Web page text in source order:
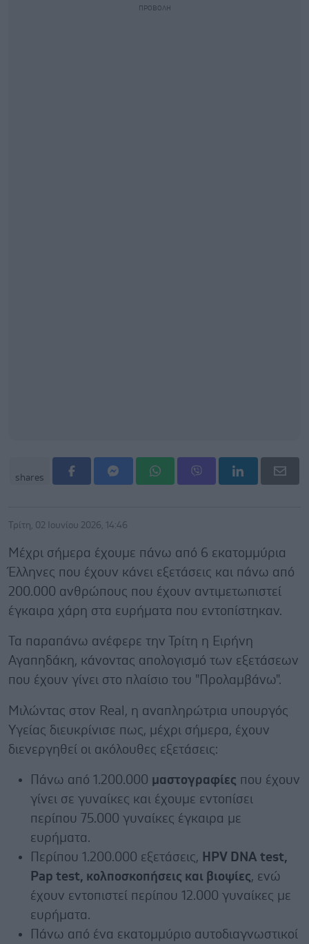
shares
Τρίτη, 02 Ιουνίου 2026, 14:46
Μέχρι σήμερα έχουμε πάνω από 6 εκατομμύρια
Έλληνες που έχουν κάνει εξετάσεις και πάνω από
200.000 ανθρώπους που έχουν αντιμετωπιστεί
έγκαιρα χάρη στα ευρήματα που εντοπίστηκαν.
Τα παραπάνω ανέφερε την Τρίτη η Ειρήνη
Αγαπηδάκη, κάνοντας απολογισμό των εξετάσεων
που έχουν γίνει στο πλαίσιο του "Προλαμβάνω".
Μιλώντας στον Real, η αναπληρώτρια υπουργός
Υγείας διευκρίνισε πως, μέχρι σήμερα, έχουν
διενεργηθεί οι ακόλουθες εξετάσεις:
Πάνω από 1.200.000 μαστογραφίες που έχουν
γίνει σε γυναίκες και έχουμε εντοπίσει
περίπου 75.000 γυναίκες έγκαιρα με
ευρήματα.
Περίπου 1.200.000 εξετάσεις, HPV DNA test,
Pap test, κολποσκοπήσεις και βιοψίες, ενώ
έχουν εντοπιστεί περίπου 12.000 γυναίκες με
ευρήματα.
Πάνω από ένα εκατομμύριο αυτοδιαγνωστικοί